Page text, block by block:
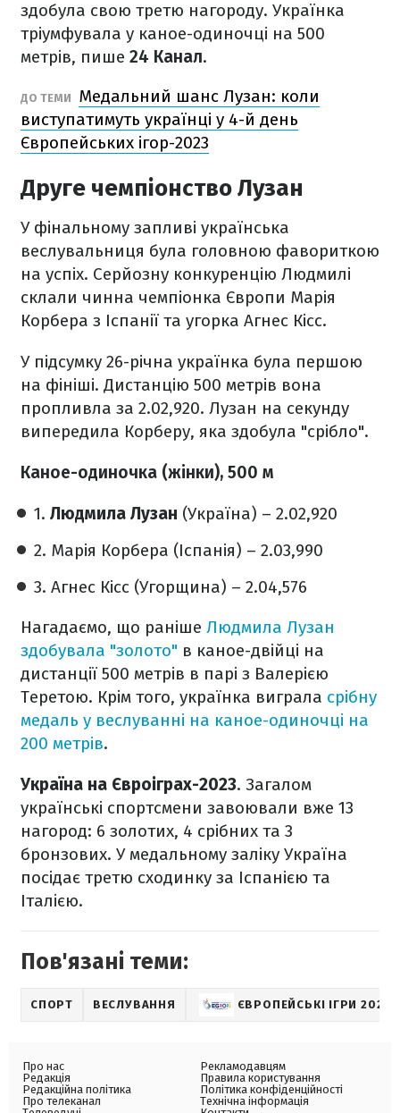
здобула свою третю нагороду. Українка
тріумфувала у каное-одиночці на 500
метрів, пише 24 Канал.
ДО ТЕМИ
Медальний шанс Лузан: коли
виступатимуть українці у 4-й день
Європейських ігор-2023
Друге чемпіонство Лузан
У фінальному запливі українська
веслувальниця була головною фавориткою
на успіх. Серйозну конкуренцію Людмилі
склали чинна чемпіонка Європи Марія
Корбера з Іспанії та угорка Агнес Кісс.
У підсумку 26-річна українка була першою
на фініші. Дистанцію 500 метрів вона
пропливла за 2.02,920. Лузан на секунду
випередила Корберу, яка здобула "срібло".
Каное-одиночка (жінки), 500 м
1. Людмила Лузан (Україна) – 2.02,920
2. Марія Корбера (Іспанія) – 2.03,990
3. Агнес Кісс (Угорщина) – 2.04,576
Нагадаємо, що раніше Людмила Лузан
здобувала "золото" в каное-двійці на
дистанції 500 метрів в парі з Валерією
Теретою. Крім того, українка виграла срібну
медаль у веслуванні на каное-одиночці на
200 метрів.
Україна на Євроіграх-2023. Загалом
українські спортсмени завоювали вже 13
нагород: 6 золотих, 4 срібних та 3
бронзових. У медальному заліку Україна
посідає третю сходинку за Іспанією та
Італією.
Пов'язані теми:
СПОРТ ВЕСЛУВАННЯ ЄВРОПЕЙСЬКІ ІГРИ 2023
Про нас
Редакція
Редакційна політика
Про телеканал
Рекламодавцям
Правила користування
Політика конфіденційності
Технічна інформація